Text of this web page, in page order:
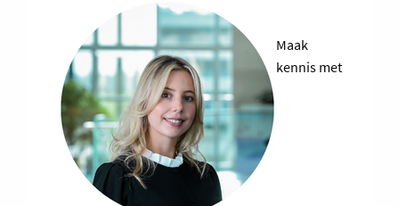
Maak
kennis met